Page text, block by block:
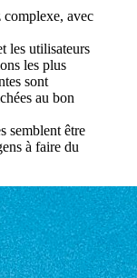
complexe, avec
les utilisateurs
les plus
sont
au bon
semblent être
à faire du